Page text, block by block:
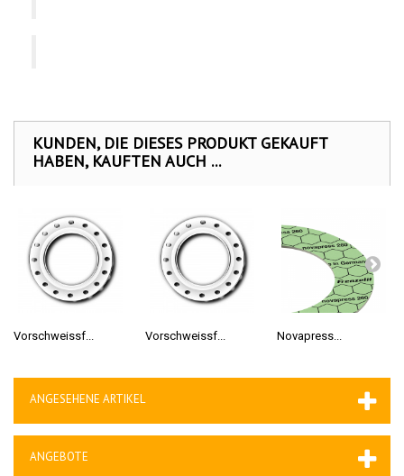
KUNDEN, DIE DIESES PRODUKT GEKAUFT
HABEN, KAUFTEN AUCH ...
Vorschweissf... Vorschweissf... Novapress...
ANGESEHENE ARTIKEL
ANGEBOTE